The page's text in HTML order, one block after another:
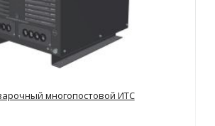
многопостовой ИТС